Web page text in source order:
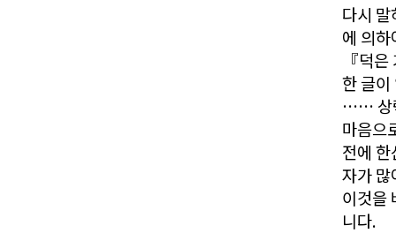
다시
에 의
『덕
한 글이
…… 상
마음으
전에
자가 많
이것을
니다.